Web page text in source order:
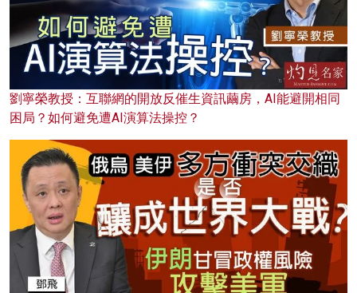
劉寧榮教授：互聯網的開放反催生資訊繭房，AI能避開相同
困局？如何避免遭AI演算法操控？